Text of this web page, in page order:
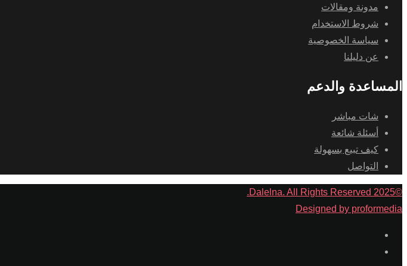
مدونة ومقالات
شروط الاستخدام
سياسة الخصوصية
عن دليلنا
المساعدة والدعم
شات مباشر
أسئلة شائعة
كيف تبيع بسهولة
التواصل
©2025 Dalelna. All Rights Reserved.
Designed by proformedia